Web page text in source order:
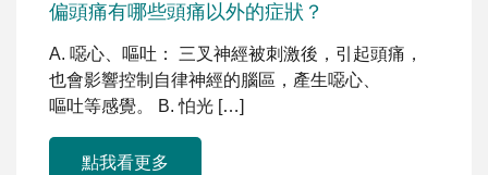
偏頭痛有哪些頭痛以外的症狀？
A. 噁心、嘔吐： 三叉神經被刺激後，引起頭痛，
也會影響控制自律神經的腦區，產生噁心、
嘔吐等感覺。 B. 怕光 […]
點我看更多